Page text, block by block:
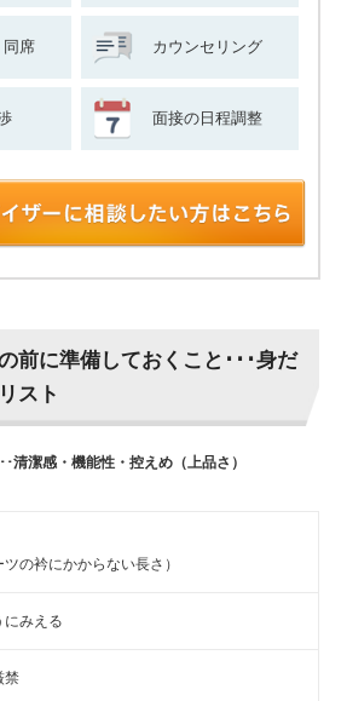
同席 カウンセリング
面接の日程調整
前に準備しておくこと･･･身だ
スト
清潔感・機能性・控えめ（上品さ）
ツの衿にかからない長さ）
にみえる
禁